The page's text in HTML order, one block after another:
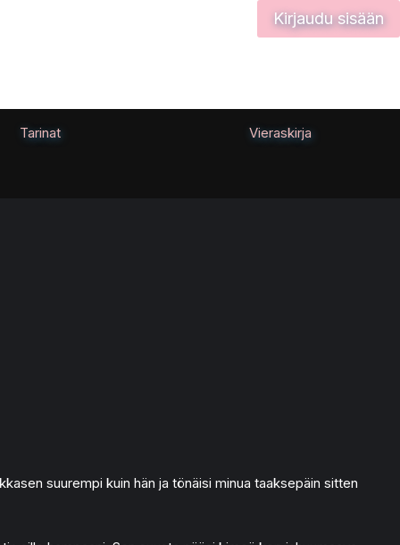
Kirjaudu sisään
Tarinat Vieraskirja
suurempi kuin hän ja tönäisi minua taaksepäin sitten